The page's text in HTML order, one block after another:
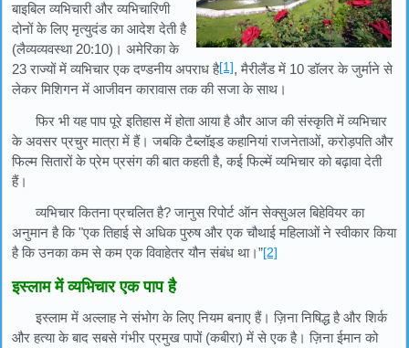
बाइबिल व्यभिचारी और व्यभिचारिणी
दोनों के लिए मृत्युदंड का आदेश देती है
(लैव्यव्यवस्था 20:10)। अमेरिका के
23 राज्यों में व्यभिचार एक दण्डनीय अपराध है[1], मैरीलैंड में 10 डॉलर के जुर्माने से
लेकर मिशिगन में आजीवन कारावास तक की सजा के साथ।
फिर भी यह पाप पूरे इतिहास में होता आया है और आज की संस्कृति में व्यभिचार
के अवसर प्रचुर मात्रा में हैं। जबकि टैब्लॉइड कहानियां राजनेताओं, करोड़पति और
फिल्म सितारों के प्रेम प्रसंग की बात कहती है, कई फिल्में व्यभिचार को बढ़ावा देती
हैं।
व्यभिचार कितना प्रचलित है? जानुस रिपोर्ट ऑन सेक्सुअल बिहेवियर का
अनुमान है कि "एक तिहाई से अधिक पुरुष और एक चौथाई महिलाओं ने स्वीकार किया
है कि उनका कम से कम एक विवाहेतर यौन संबंध था।”[2]
इस्लाम में व्यभिचार एक पाप है
इस्लाम में अल्लाह ने संभोग के लिए नियम बनाए हैं। ज़िना निषिद्ध है और शिर्क
और हत्या के बाद सबसे गंभीर प्रमुख पापों (कबीरा) में से एक है। ज़िना ईमान को